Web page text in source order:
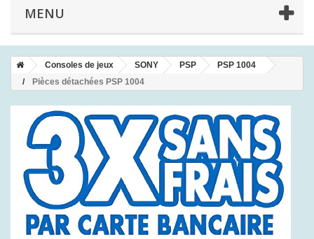
MENU
Consoles de jeux SONY PSP
PSP 1004
Pièces détachées PSP 1004